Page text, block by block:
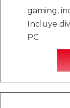
gaming,
Incluye
PC